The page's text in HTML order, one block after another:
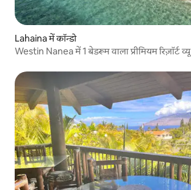
Lahaina में कॉन्डो
Westin Nanea में 1 बेडरूम वाला प्रीमियम रिज़ॉर्ट व्यू